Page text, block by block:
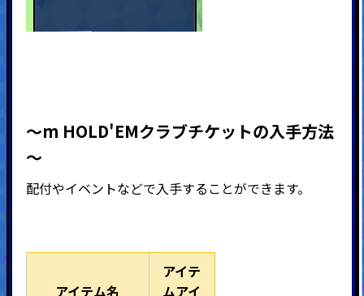
～m HOLD'EMクラブチケットの入手方法
～
配付やイベントなどで入手することができます。
アイテム名
アイテ
ムアイ